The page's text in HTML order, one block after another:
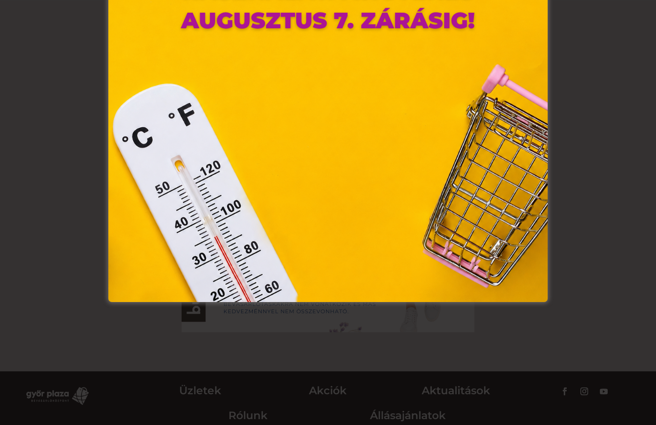
Üzletek Akciók
Aktualitások
Rólunk
Állásajánlatok
Weboldalunkon „cookie"-kat (továbbiakban „süti") alkalmazunk. Ezek olyan
fájlok, melyek információt tárolnak webes böngészőjében. Ehhez az Ön
weblapoknak, melyek az Európai Unió országain belül működnek, a „sütik"
használatához, és ezeknek a felhasználó számítógépén vagy egyéb
eszközén történő tárolásához a felhasználók hozzájárulását kell kérniük.